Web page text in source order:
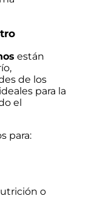
están
de los
para la
el
para:
o